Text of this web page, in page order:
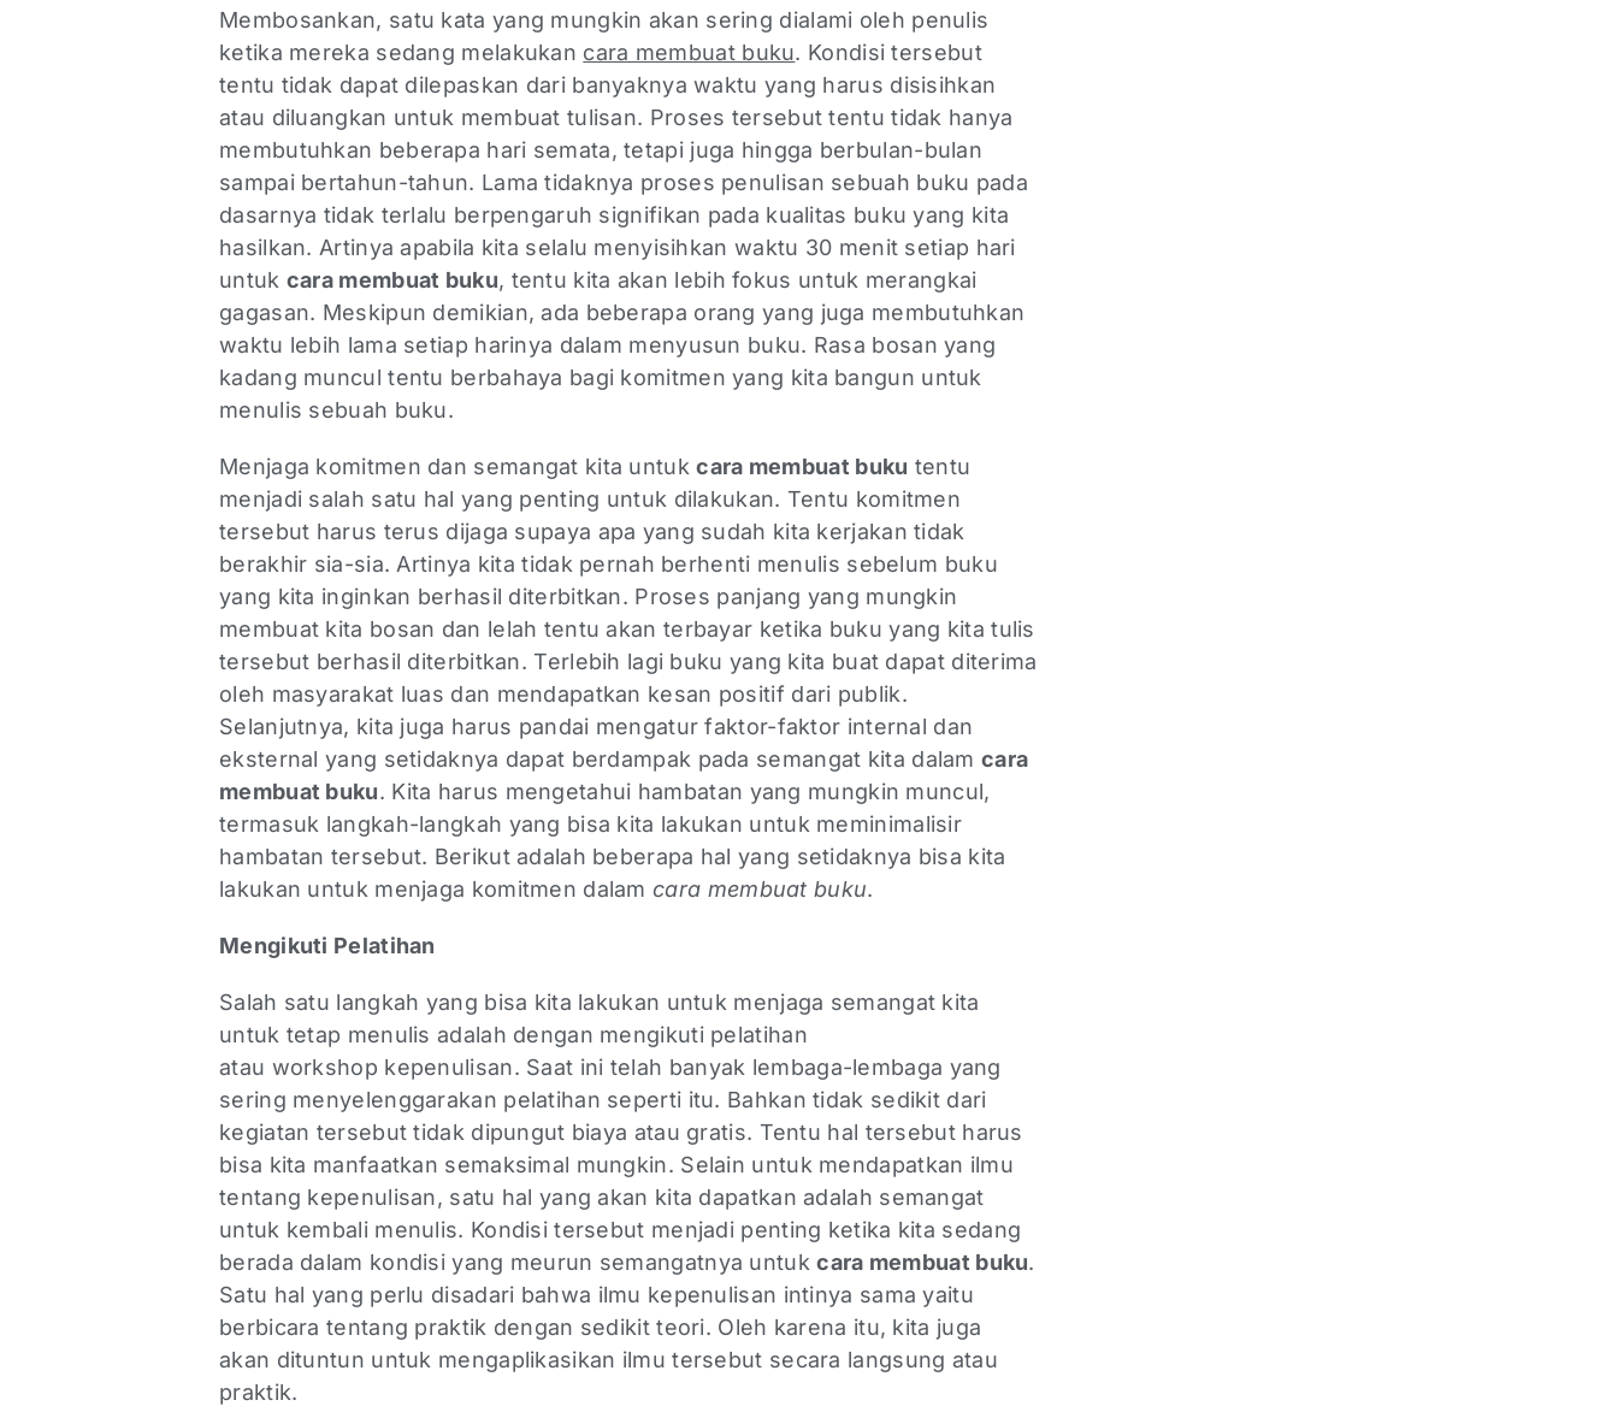
Membosankan, satu kata yang mungkin akan sering dialami oleh penulis
ketika mereka sedang melakukan cara membuat buku. Kondisi tersebut
tentu tidak dapat dilepaskan dari banyaknya waktu yang harus disisihkan
atau diluangkan untuk membuat tulisan. Proses tersebut tentu tidak hanya
membutuhkan beberapa hari semata, tetapi juga hingga berbulan-bulan
sampai bertahun-tahun. Lama tidaknya proses penulisan sebuah buku pada
dasarnya tidak terlalu berpengaruh signifikan pada kualitas buku yang kita
hasilkan. Artinya apabila kita selalu menyisihkan waktu 30 menit setiap hari
untuk cara membuat buku, tentu kita akan lebih fokus untuk merangkai
gagasan. Meskipun demikian, ada beberapa orang yang juga membutuhkan
waktu lebih lama setiap harinya dalam menyusun buku. Rasa bosan yang
kadang muncul tentu berbahaya bagi komitmen yang kita bangun untuk
menulis sebuah buku.
Menjaga komitmen dan semangat kita untukcara membuat buku tentu
menjadi salah satu hal yang penting untuk dilakukan. Tentu komitmen
tersebut harus terus dijaga supaya apa yang sudah kita kerjakan tidak
berakhir sia-sia. Artinya kita tidak pernah berhenti menulis sebelum buku
yang kita inginkan berhasil diterbitkan. Proses panjang yang mungkin
membuat kita bosan dan lelah tentu akan terbayar ketika buku yang kita tulis
tersebut berhasil diterbitkan. Terlebih lagi buku yang kita buat dapat diterima
oleh masyarakat luas dan mendapatkan kesan positif dari publik.
Selanjutnya, kita juga harus pandai mengatur faktor-faktor internal dan
eksternal yang setidaknya dapat berdampak pada semangat kita dalamcara
membuat buku. Kita harus mengetahui hambatan yang mungkin muncul,
termasuk langkah-langkah yang bisa kita lakukan untuk meminimalisir
hambatan tersebut. Berikut adalah beberapa hal yang setidaknya bisa kita
lakukan untuk menjaga komitmen dalamcara membuat buku.
Mengikuti Pelatihan
Salah satu langkah yang bisa kita lakukan untuk menjaga semangat kita
untuk tetap menulis adalah dengan mengikuti pelatihan
atau workshop kepenulisan. Saat ini telah banyak lembaga-lembaga yang
sering menyelenggarakan pelatihan seperti itu. Bahkan tidak sedikit dari
kegiatan tersebut tidak dipungut biaya atau gratis. Tentu hal tersebut harus
bisa kita manfaatkan semaksimal mungkin. Selain untuk mendapatkan ilmu
tentang kepenulisan, satu hal yang akan kita dapatkan adalah semangat
untuk kembali menulis. Kondisi tersebut menjadi penting ketika kita sedang
berada dalam kondisi yang meurun semangatnya untukcara membuat buku.
Satu hal yang perlu disadari bahwa ilmu kepenulisan intinya sama yaitu
berbicara tentang praktik dengan sedikit teori. Oleh karena itu, kita juga
akan dituntun untuk mengaplikasikan ilmu tersebut secara langsung atau
praktik.